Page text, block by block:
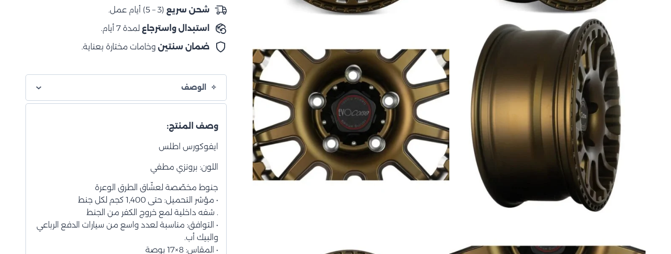
برونزيشحن سريع (3 – 5) أيام عمل.
استبدال واسترجاع لمدة 7 أيام.
ضمان سنتينوخامات مختارة بعناية.
الوصف
وصف المنتج:
ايفوكورس اطلس
اللون: برونزي مطفي
جنوط مخصّصة لعشّاق الطرق الوعرة
• مؤشر التحميل: حتى 1,400 كجم لكل جنط
. شفه داخلية لمع خروج الكفر من الجنط
• التوافق: مناسبة لعدد واسع من سيارات الدفع الرباعي
والبيك أب.
• المقاس: 8×17 بوصة